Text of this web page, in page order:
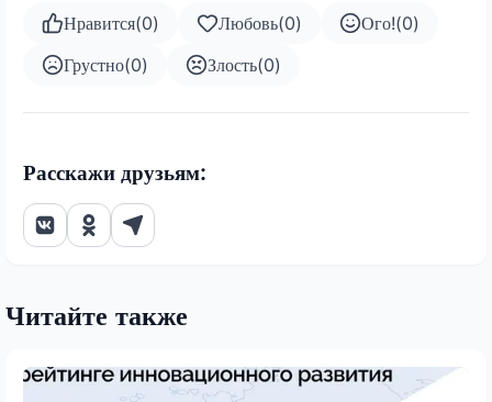
Нравится(0) Любовь(0) Ого!(0)
Грустно(0) Злость(0)
Расскажи друзьям:
Читайте также